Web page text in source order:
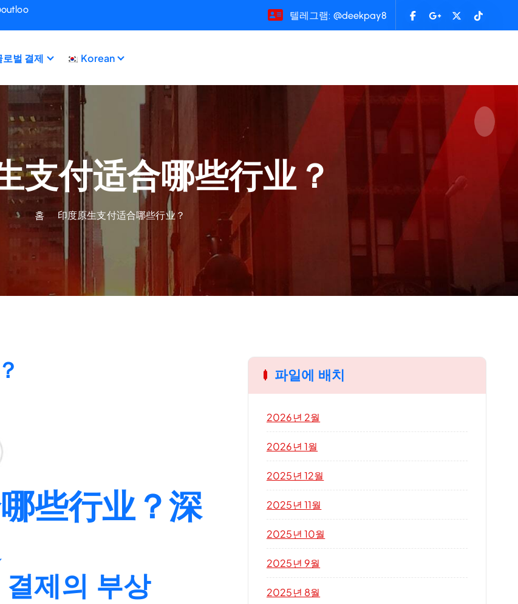
텔레그램: @deekpay8
로벌 결제 Korean
支付适合哪些行业？
홈 印度原生支付适合哪些行业？
些行业？深
제의 부상
파일에 배치
2026년 2월
2026년 1월
2025년 12월
2025년 11월
2025년 10월
2025년 9월
2025년 8월